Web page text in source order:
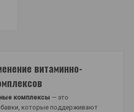
витаминно-
комплексы — это
которые поддерживают